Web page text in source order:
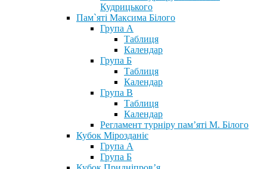
Кудрицького
Пам`яті Максима Білого
Група А
Таблиця
Календар
Група Б
Таблиця
Календар
Група В
Таблиця
Календар
Регламент турніру пам’яті М. Білого
Кубок Мірозданіє
Група А
Група Б